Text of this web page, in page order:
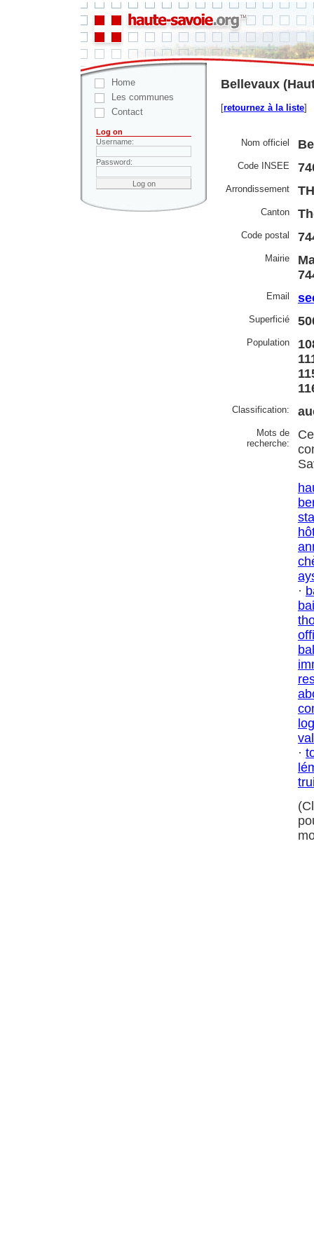
Home
Les communes
Contact
Log on
Username:
Password:
Bellevaux
[retournez à la liste]
Nom officiel
Code INSEE
Arrondissement
Canton
Code postal
Mairie
Email
Superficié
Population
Classification:
Mots de
recherche:
·
·